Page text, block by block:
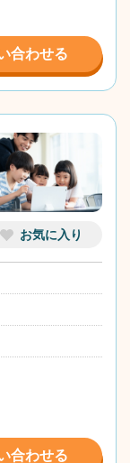
合わせる
お気に入り
合わせる